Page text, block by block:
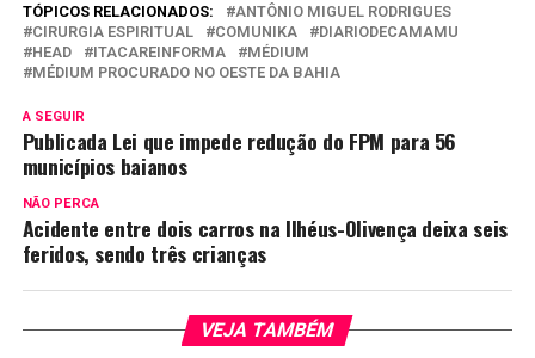
TÓPICOS RELACIONADOS:
ANTÔNIO MIGUEL RODRIGUES
CIRURGIA ESPIRITUAL
COMUNIKA
DIARIODECAMAMU
HEAD
ITACAREINFORMA
MÉDIUM
MÉDIUM PROCURADO NO OESTE DA BAHIA
A SEGUIR
Publicada Lei que impede redução do FPM para 56
municípios baianos
NÃO PERCA
Acidente entre dois carros na Ilhéus-Olivença deixa seis
feridos, sendo três crianças
VEJA TAMBÉM